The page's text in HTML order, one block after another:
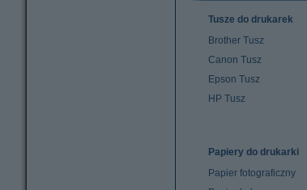
Tusze do drukarek
Brother Tusz
Canon Tusz
Epson Tusz
HP Tusz
Papiery do drukarki
Papier fotograficzny